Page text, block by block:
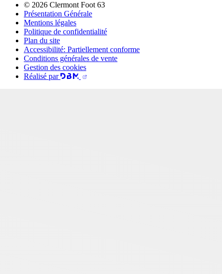
© 2026 Clermont Foot 63
Présentation Générale
Mentions légales
Politique de confidentialité
Plan du site
Accessibilité: Partiellement conforme
Conditions générales de vente
Gestion des cookies
Réalisé par